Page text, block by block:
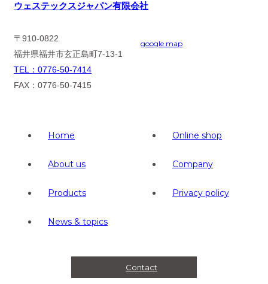
ウェステックスジャパン有限会社
〒910-0822
福井県福井市玄正島町7-13-1
TEL：0776-50-7414
FAX： 0776-50-7415
google map
Home
About us
Products
News & topics
Online shop
Company
Privacy policy
Contact